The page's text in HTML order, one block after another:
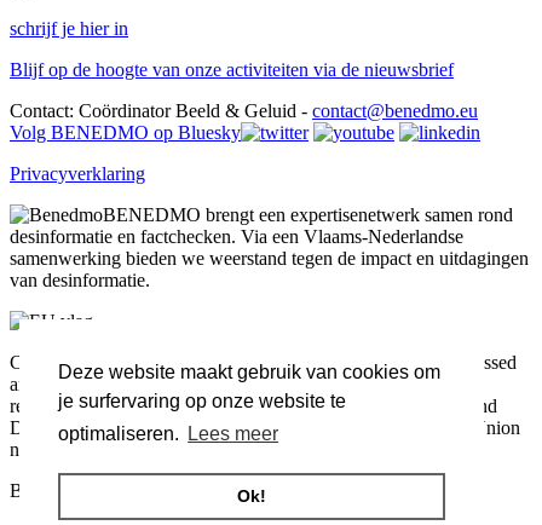
Deze website maakt gebruik van cookies om
je surfervaring op onze website te
optimaliseren.
Lees meer
Ok!
schrijf je hier in
Blijf op de hoogte van onze activiteiten via de nieuwsbrief
Contact: Coördinator Beeld & Geluid - contact@benedmo.eu
Volg BENEDMO op Bluesky
Privacyverklaring
BENEDMO brengt een expertisenetwerk samen rond
desinformatie en factchecken. Via een Vlaams-Nederlandse
samenwerking bieden we weerstand tegen de impact en uitdagingen
van desinformatie.
Co-funded by the European Union. Views and opinions expressed
are however those of the author(s) only and do not necessarily
reflect those of the European Union or the European Health and
Digital Executive Agency (HADEA). Neither the European Union
nor the granting authority can be held responsible for them.
Blijf op de hoogte van onze activiteiten via de nieuwsbrief